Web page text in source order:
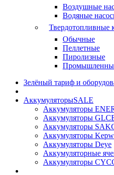
Воздушные
Водяные
Твердотопливные
Обычные
Пеллетные
Пиролизные
Зелёный тариф и
АккумуляторыSALE
Аккумуляторы
Аккумуляторы
Аккумуляторы
Аккумуляторы
Аккумуляторы Deye
Аккумуляторные
Аккумуляторы